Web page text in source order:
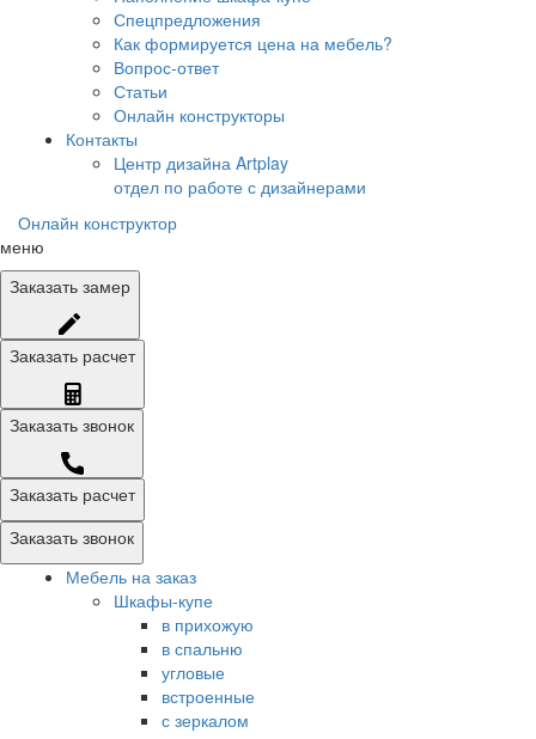
Спецпредложения
Как формируется цена на мебель?
Вопрос-ответ
Статьи
Онлайн конструкторы
Контакты
Центр дизайна Artplay
отдел по работе с дизайнерами
Онлайн конструктор
меню
Заказать замер
Заказать расчет
Заказать звонок
Заказать расчет
Заказать звонок
Мебель на заказ
Шкафы-купе
в прихожую
в спальню
угловые
встроенные
с зеркалом